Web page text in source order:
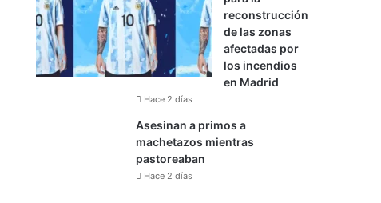
reconstrucción
de las zonas
afectadas por
los incendios
en Madrid
Hace 2 días
Asesinan a primos a
machetazos mientras
pastoreaban
Hace 2 días